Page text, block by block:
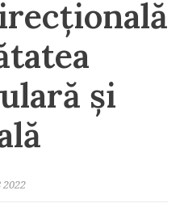
și
2022